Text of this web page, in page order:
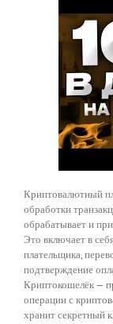
Криптовалютный
обработки
обрабатывает и
Это включает в
плательщика,
подтверждение
Криптокошелёк —
операции с
хранит секретный